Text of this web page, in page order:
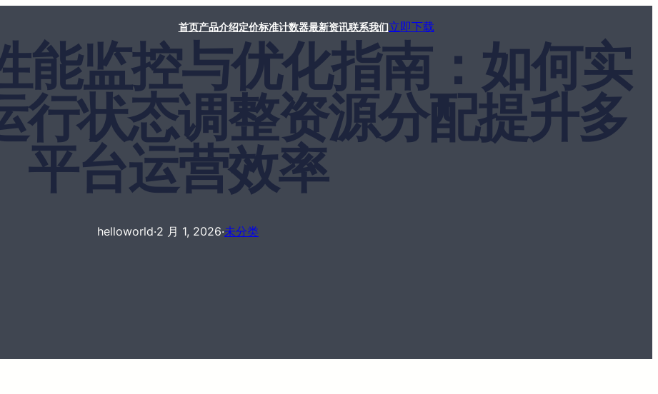
首页产品介绍定价标准计数器最新资讯联系我们立即下载
能监控与优化指南：如何实
行状态调整资源分配提升多
平台运营效率
helloworld·2 月 1, 2026·未分类